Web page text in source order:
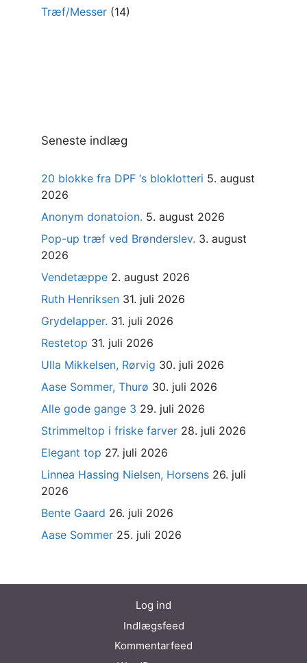
Træf/Messer (14)
Seneste indlæg
20 blokke fra DPF ‘s bloklotteri 5. august
2026
Anonym donatoion. 5. august 2026
Pop-up træf ved Brønderslev. 3. august
2026
Vendetæppe 2. august 2026
Ruth Henriksen 31. juli 2026
Grydelapper. 31. juli 2026
Restetop 31. juli 2026
Ulla Mikkelsen, Rørvig 30. juli 2026
Aase Sommer, Thurø 30. juli 2026
Alle gode gange 3 29. juli 2026
Strimmeltop i friske farver 28. juli 2026
Elegant top 27. juli 2026
Linnea Hassing Nielsen, Horsens 26. juli
2026
Bente Gaard 26. juli 2026
Aase Sommer 25. juli 2026
Log ind
Indlægsfeed
Kommentarfeed